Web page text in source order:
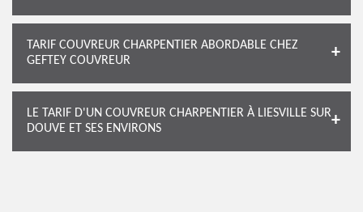
TARIF COUVREUR CHARPENTIER ABORDABLE CHEZ
GEFTEY COUVREUR
LE TARIF D'UN COUVREUR CHARPENTIER À LIESVILLE SUR
DOUVE ET SES ENVIRONS